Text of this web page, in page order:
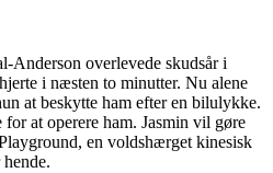
Anderson overlevede skudsår i
i næsten to minutter. Nu alene
at beskytte ham efter en bilulykke.
at operere ham. Jasmin vil gøre
en voldshærget kinesisk